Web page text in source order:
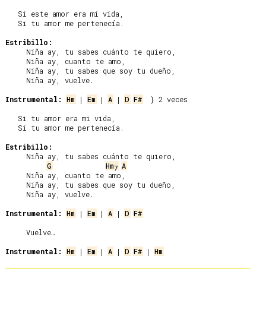
Estribillo:
Instrumental:
Hm | Em | A | D F#
  } 2 veces
Estribillo:
G
Hm7 A
Instrumental:
Hm | Em | A | D F#
Instrumental:
Hm | Em | A | D F# | Hm